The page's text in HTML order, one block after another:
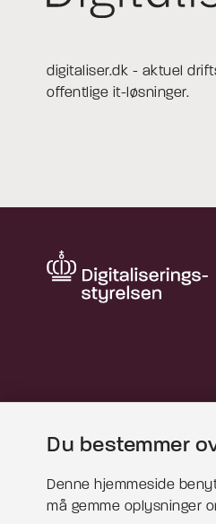
digitaliser.dk - aktuel
offentlige it-løsninger.
Du bestemmer
Denne hjemmeside
må gemme oplysninger